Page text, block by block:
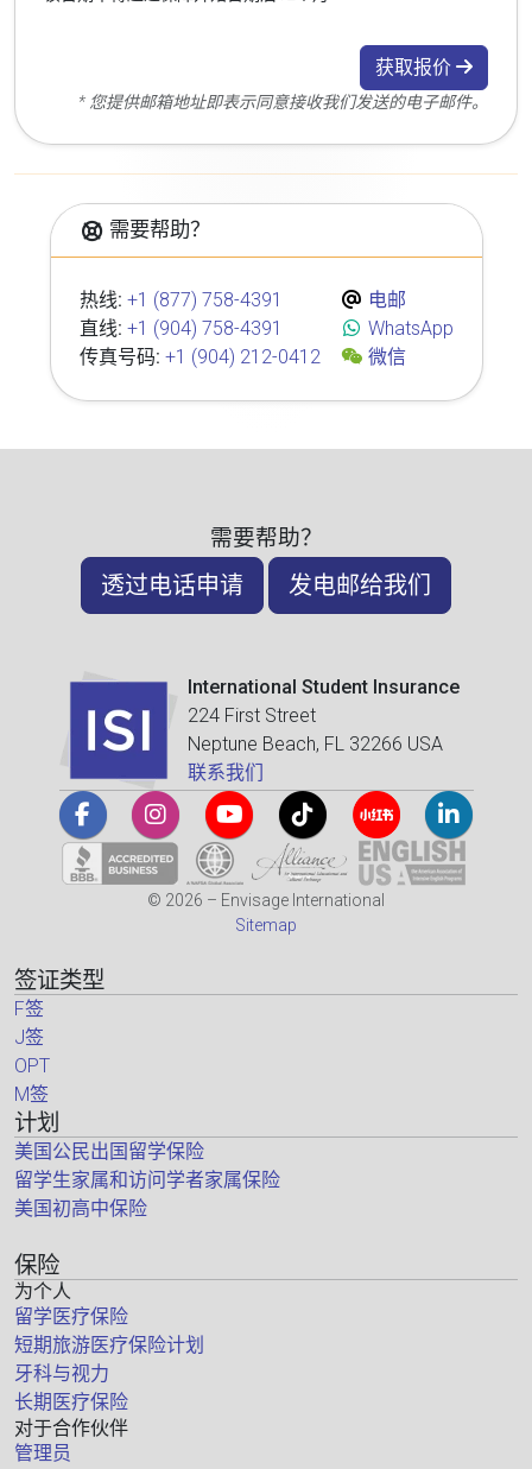
获取报价
* 您提供邮箱地址即表示同意接收我们发送的电子邮件。
需要帮助？
热线: +1 (877) 758-4391
直线: +1 (904) 758-4391
传真号码: +1 (904) 212-0412
电邮
WhatsApp
微信
需要帮助？
透过电话申请 发电邮给我们
International Student Insurance
224 First Street
Neptune Beach, FL 32266 USA
联系我们
© 2026 – Envisage International
Sitemap
签证类型
F签
J签
OPT
M签
计划
美国公民出国留学保险
留学生家属和访问学者家属保险
美国初高中保险
保险
为个人
留学医疗保险
短期旅游医疗保险计划
牙科与视力
长期医疗保险
对于合作伙伴
管理员